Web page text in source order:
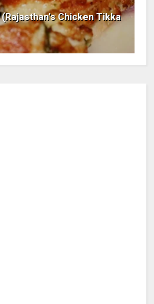
(Rajasthan's Chicken Tikka